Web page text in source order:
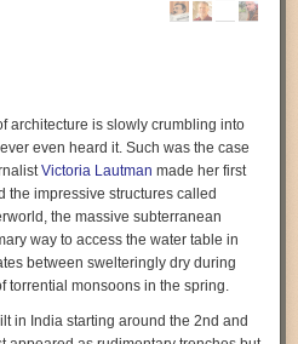
you are, and wherever you’re
architecture is slowly crumbling into
even heard it. Such was the case
Victoria Lautman made her first
the impressive structures called
the massive subterranean
way to access the water table in
between swelteringly dry during
torrential monsoons in the spring.
in India starting around the 2nd and